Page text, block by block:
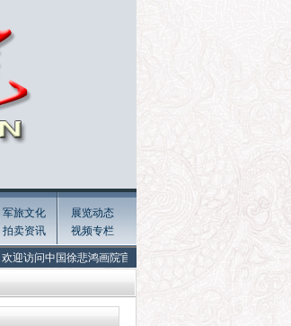
军旅文化
拍卖资讯
展览动态
视频专栏
欢迎访问中国徐悲鸿画院官网! Welcome to the official website of